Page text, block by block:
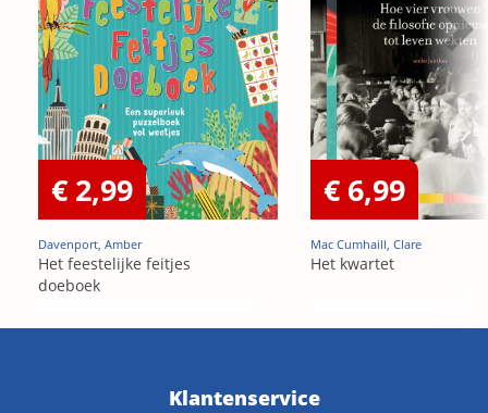
€ 2,99
Davenport, Amber
Het feestelijke feitjes
doeboek
€ 6,99
Mac Cumhaill, Clare
Het kwartet
Klantenservice